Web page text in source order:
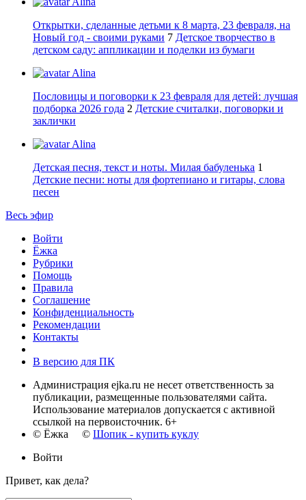
Открытки, сделанные детьми к 8 марта, 23 февраля, на
Новый год - своими руками 7 Детское творчество в
детском саду: аппликации и поделки из бумаги
Alina
Пословицы и поговорки к 23 февраля для детей: лучшая
подборка 2026 года 2 Детские считалки, поговорки и
заклички
Alina
Детская песня, текст и ноты. Милая бабуленька 1
Детские песни: ноты для фортепиано и гитары, слова
песен
Весь эфир
Войти
Ёжка
Рубрики
Помощь
Правила
Соглашение
Конфиденциальность
Рекомендации
Контакты
В версию для ПК
Администрация ejka.ru не несет ответственность за
публикации, размещенные пользователями сайта.
Использование материалов допускается с активной
ссылкой на первоисточник. 6+
© Ёжка © Шопик - купить куклу
Войти
Привет, как дела?